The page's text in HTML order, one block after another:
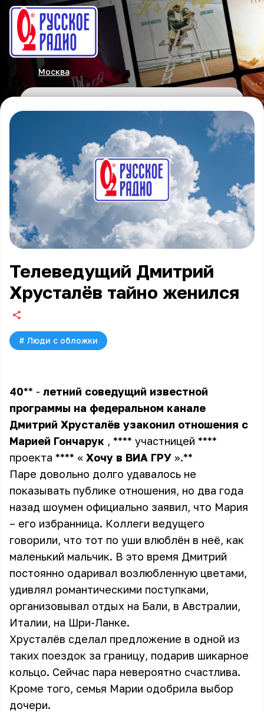
Москва
Телеведущий Дмитрий
Хрусталёв тайно женился
# Люди с обложки
40** - летний соведущий известной
программы на федеральном канале
Дмитрий Хрусталёв узаконил отношения с
Марией Гончарук , **** участницей ****
проекта **** « Хочу в ВИА ГРУ ».**
Паре довольно долго удавалось не
показывать публике отношения, но два года
назад шоумен официально заявил, что Мария
– его избранница. Коллеги ведущего
говорили, что тот по уши влюблён в неё, как
маленький мальчик. В это время Дмитрий
постоянно одаривал возлюбленную цветами,
удивлял романтическими поступками,
организовывал отдых на Бали, в Австралии,
Италии, на Шри-Ланке.
Хрусталёв сделал предложение в одной из
таких поездок за границу, подарив шикарное
кольцо. Сейчас пара невероятно счастлива.
Кроме того, семья Марии одобрила выбор
дочери.